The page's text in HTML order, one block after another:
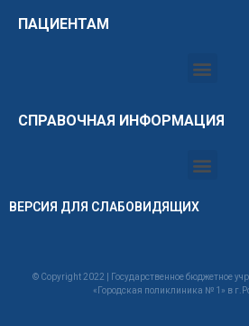
ПАЦИЕНТАМ
СПРАВОЧНАЯ ИНФОРМАЦИЯ
ВЕРСИЯ ДЛЯ СЛАБОВИДЯЩИХ
© Copyright 2022 | Государственное бюджетное
«Городская поликлиника № 1» в